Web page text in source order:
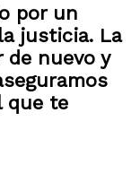
por un
justicia. La
de nuevo y
que te